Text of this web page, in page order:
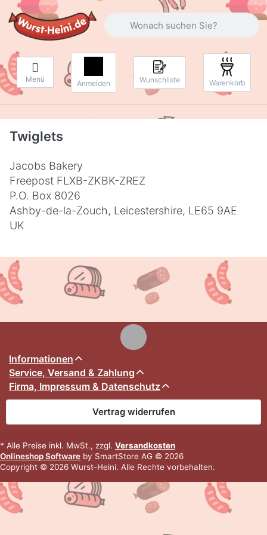
Geben Sie einen Suchbegriff ein.
Menü Anmelden Wunschliste Warenkorb
Twiglets
Jacobs Bakery
Freepost FLXB-ZKBK-ZREZ
P.O. Box 8026
Ashby-de-la-Zouch, Leicestershire, LE65 9AE
UK
Informationen
Service, Versand & Zahlung
Firma, Impressum & Datenschutz
Vertrag widerrufen
* Alle Preise inkl. MwSt., zzgl. Versandkosten
Onlineshop Software by SmartStore AG © 2026
Copyright © 2026 Wurst-Heini. Alle Rechte vorbehalten.